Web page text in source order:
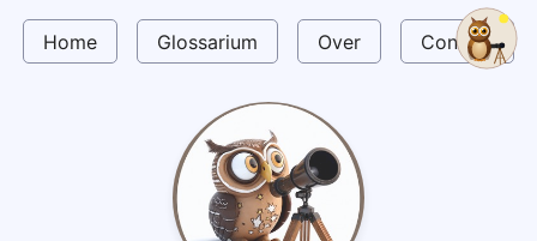
Home Glossarium Over Contact